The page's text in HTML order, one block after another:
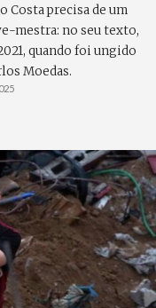
Costa precisa de um
mestra: no seu texto,
quando foi ungido
Moedas.